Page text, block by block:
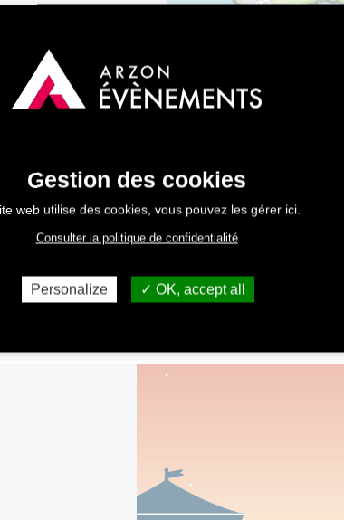
Gestion des cookies
web utilise des cookies, vous pouvez les gérer ici.
Consulter la politique de confidentialité
Personalize OK, accept all